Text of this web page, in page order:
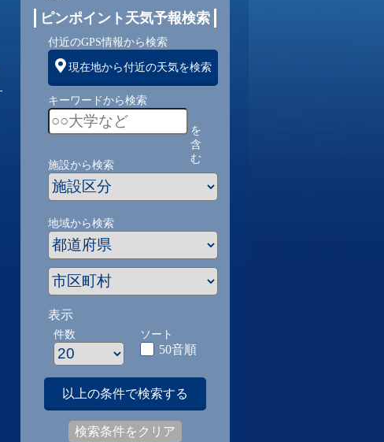
ピンポイント天気予報検索
付近のGPS情報から検索
現在地から付近の天気を検索
キーワードから検索
を
含
む
施設から検索
地域から検索
表示
件数 ソート
50音順
以上の条件で検索する
検索条件をクリア